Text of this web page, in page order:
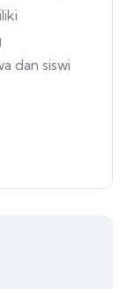
dan siswi